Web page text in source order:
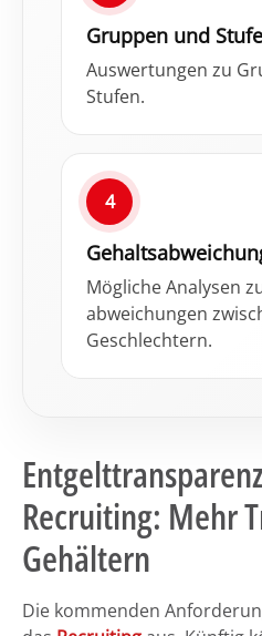
Gruppen und
Auswertungen zu
Stufen.
4
Mögliche Analysen
abweichungen
Geschlechtern.
Recruiting: Mehr
Gehältern
Die kommenden